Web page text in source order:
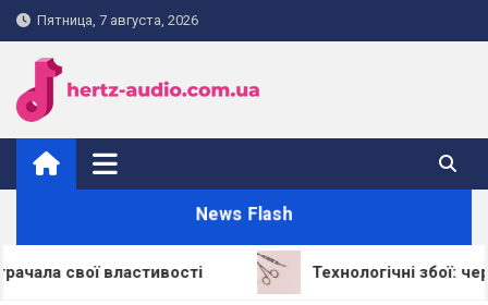
Skip
to
content
Пятница, 7 августа, 2026
hertz-audio.com.ua
News Flash
властивості Технологічні збої: через